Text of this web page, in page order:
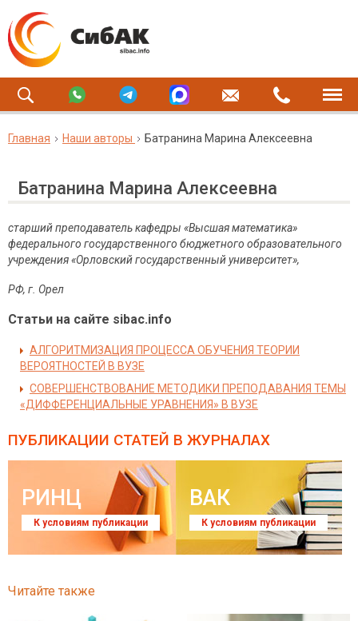
Главная Наши авторы Батранина Марина Алексеевна
Батранина Марина Алексеевна
старший преподаватель кафедры «Высшая математика»
федерального государственного бюджетного образовательного
учреждения «Орловский государственный университет»,
РФ, г Орел
Статьи на сайте sibac.info
АЛГОРИТМИЗАЦИЯ ПРОЦЕССА ОБУЧЕНИЯ ТЕОРИИ
ВЕРОЯТНОСТЕЙ В ВУЗЕ
СОВЕРШЕНСТВОВАНИЕ МЕТОДИКИ ПРЕПОДАВАНИЯ ТЕМЫ
«ДИФФЕРЕНЦИАЛЬНЫЕ УРАВНЕНИЯ» В ВУЗЕ
ПУБЛИКАЦИИ СТАТЕЙ В ЖУРНАЛАХ
РИНЦ
К условиям публикации
ВАК
К условиям публикации
Читайте также